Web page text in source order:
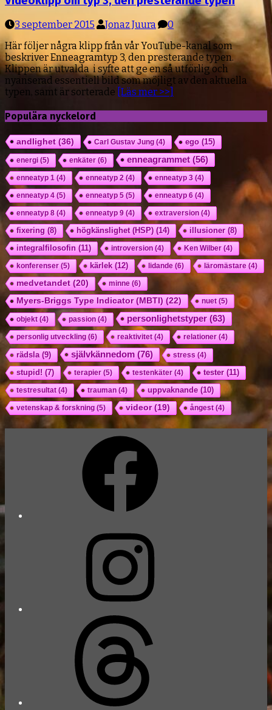
3 september 2015 Jonaz Juura
0
Här följer några klipp från vår YouTube-kanal som
beskriver Enneagramtyp 3, den presterande typen.
Klippen är utvalda i syfte att ge en så utförlig och
nyanserad essentiell bild som möjligt av den aktuella
typen, samt är sorterade [Läs mer >>]
Populära nyckelord
andlighet(36) Carl Gustav Jung (4) ego(15)
energi (5) enkäter(6) enneagrammet(56)
enneatyp 1 (4) enneatyp 2 (4) enneatyp 3 (4)
enneatyp 4 (5) enneatyp 5 (5) enneatyp 6 (4)
enneatyp 8 (4) enneatyp 9 (4) extraversion (4)
fixering (8) högkänslighet (HSP)(14) illusioner(8)
integralfilosofin(11) introversion (4) Ken Wilber(4)
konferenser(5) kärlek(12) lidande (6) läromästare (4)
medvetandet(20) minne (6)
Myers-Briggs Type Indicator (MBTI)(22) nuet(5)
objekt(4) passion (4) personlighetstyper(63)
personlig utveckling (6) reaktivitet(4) relationer(4)
rädsla(9) självkännedom(76) stress (4)
stupid!(7) terapier(5) testenkäter(4) tester(11)
testresultat(4) trauman (4) uppvaknande(10)
vetenskap & forskning (5) videor(19) ångest(4)